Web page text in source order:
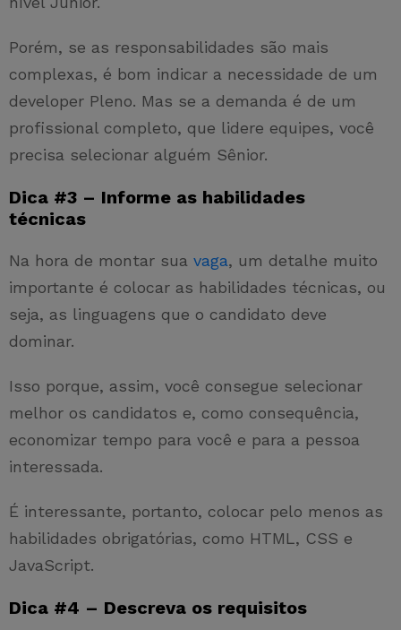
Porém, se as responsabilidades são mais
complexas, é bom indicar a necessidade de um
developer Pleno. Mas se a demanda é de um
profissional completo, que lidere equipes, você
precisa selecionar alguém Sênior.
Dica #3 – Informe as habilidades
técnicas
Na hora de montar sua vaga, um detalhe muito
importante é colocar as habilidades técnicas, ou
seja, as linguagens que o candidato deve
dominar.
Isso porque, assim, você consegue selecionar
melhor os candidatos e, como consequência,
economizar tempo para você e para a pessoa
interessada.
É interessante, portanto, colocar pelo menos as
habilidades obrigatórias, como HTML, CSS e
JavaScript.
Dica #4 – Descreva os requisitos